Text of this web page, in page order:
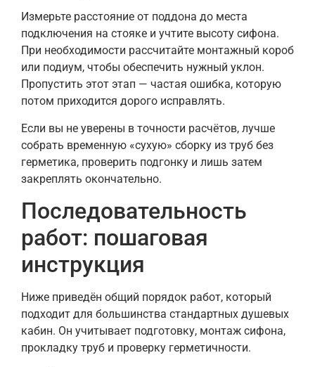
Измерьте расстояние от поддона до места
подключения на стояке и учтите высоту сифона.
При необходимости рассчитайте монтажный короб
или подиум, чтобы обеспечить нужный уклон.
Пропустить этот этап — частая ошибка, которую
потом приходится дорого исправлять.
Если вы не уверены в точности расчётов, лучше
собрать временную «сухую» сборку из труб без
герметика, проверить подгонку и лишь затем
закреплять окончательно.
Последовательность
работ: пошаговая
инструкция
Ниже приведён общий порядок работ, который
подходит для большинства стандартных душевых
кабин. Он учитывает подготовку, монтаж сифона,
прокладку труб и проверку герметичности.